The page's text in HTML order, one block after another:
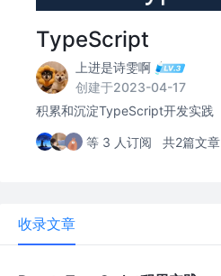
TypeScript
上进是诗雯啊
创建于2023-04-17
积累和沉淀TypeScript开发实践
等 3 人订阅 共2篇文章
收录文章